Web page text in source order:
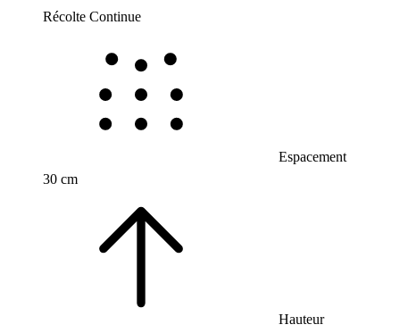
Récolte Continue
Espacement
30 cm
Hauteur